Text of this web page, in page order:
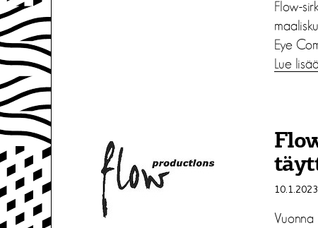
Flow-
Eye
Lue
10.1.2023